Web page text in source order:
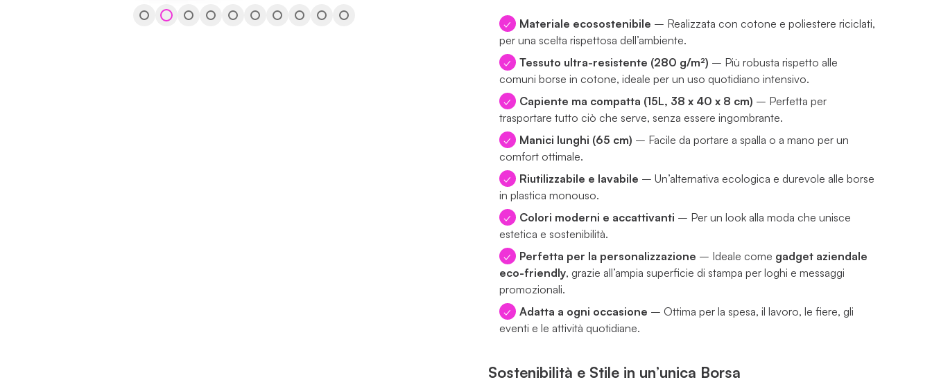
Materiale ecosostenibile – Realizzata con cotone e poliestere riciclati,
per una scelta rispettosa dell’ambiente.
Tessuto ultra-resistente (280 g/m²) – Più robusta rispetto alle
comuni borse in cotone, ideale per un uso quotidiano intensivo.
Capiente ma compatta (15L, 38 x 40 x 8 cm) – Perfetta per
trasportare tutto ciò che serve, senza essere ingombrante.
Manici lunghi (65 cm) – Facile da portare a spalla o a mano per un
comfort ottimale.
Riutilizzabile e lavabile – Un’alternativa ecologica e durevole alle borse
in plastica monouso.
Colori moderni e accattivanti – Per un look alla moda che unisce
estetica e sostenibilità.
Perfetta per la personalizzazione – Ideale come gadget aziendale
eco-friendly, grazie all’ampia superficie di stampa per loghi e messaggi
promozionali.
Adatta a ogni occasione – Ottima per la spesa, il lavoro, le fiere, gli
eventi e le attività quotidiane.
Sostenibilità e Stile in un’unica Borsa